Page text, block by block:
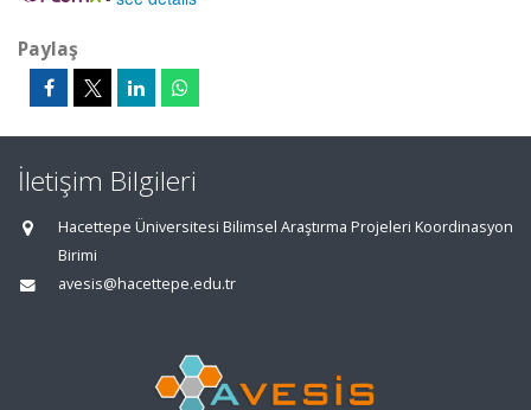
Paylaş
İletişim Bilgileri
Hacettepe Üniversitesi Bilimsel Araştırma Projeleri Koordinasyon
Birimi
avesis@hacettepe.edu.tr